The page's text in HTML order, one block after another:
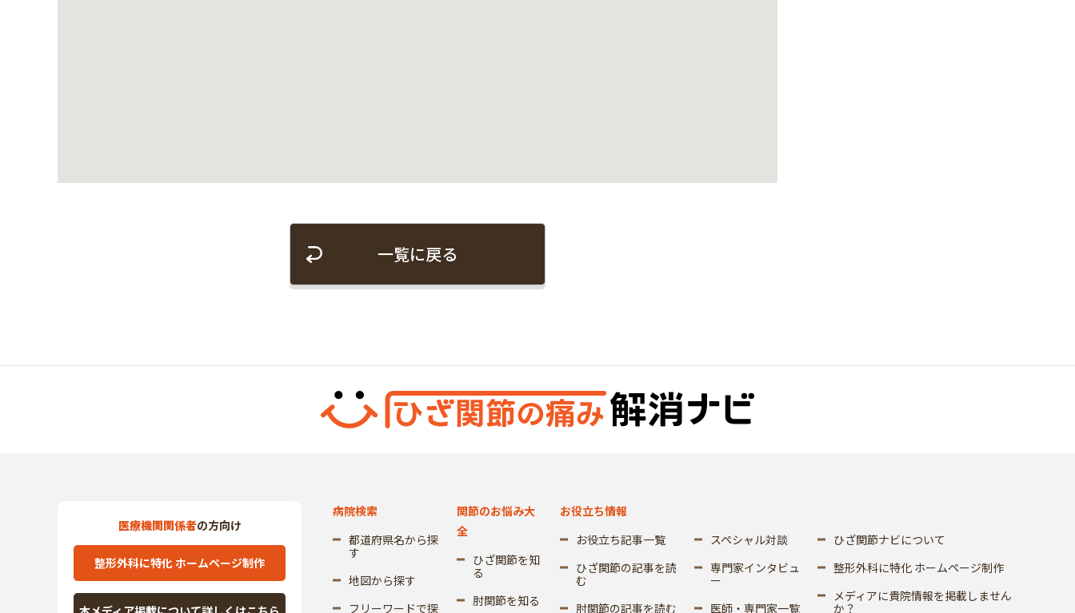
一覧に戻る
医療機関関係者の方向け
整形外科に特化 ホームページ制作
病院検索
都道府県名から探
す
地図から探す
フリーワードで探
関節のお悩み大
全
ひざ関節を知
る
肘関節を知る
お役立ち情報
お役立ち記事一覧
ひざ関節の記事を読
む
肘関節の記事を読む
スペシャル対談
専門家インタビュ
ー
医師・専門家一覧
ひざ関節ナビについて
整形外科に特化 ホームページ制作
メディアに貴院情報を掲載しません
か？